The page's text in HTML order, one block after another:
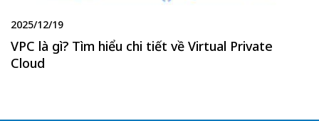
2025/12/19
VPC là gì? Tìm hiểu chi tiết về Virtual Private
Cloud